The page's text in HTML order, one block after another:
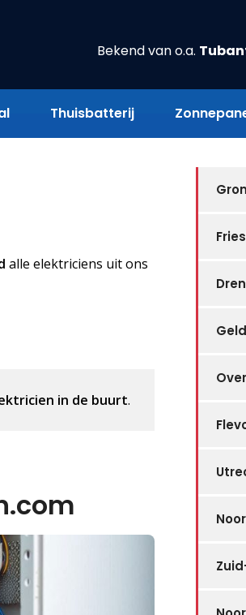
Bekend van o.a.
Thuisbatterij
alle elektriciens uit ons
in de buurt.